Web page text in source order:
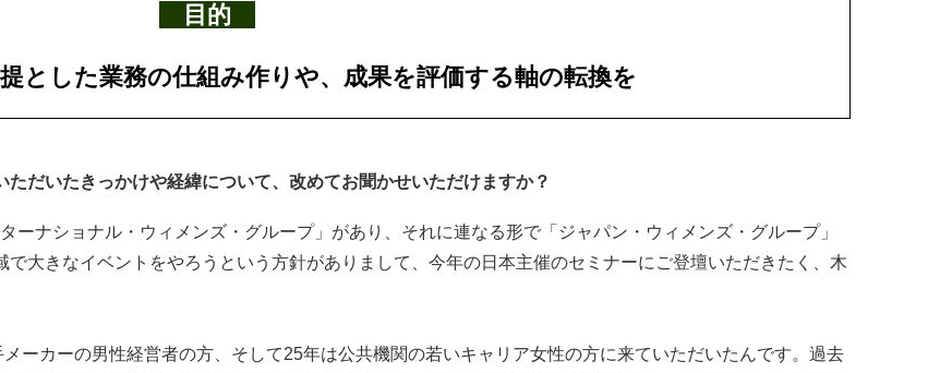
目的
とした業務の仕組み作りや、成果を評価する軸の転換を
だいたきっかけや経緯について、改めてお聞かせいただけますか？
ーナショナル・ウィメンズ・グループ」があり、それに連なる形で「ジャパン・ウィメンズ・グループ」
大きなイベントをやろうという方針がありまして、今年の日本主催のセミナーにご登壇いただきたく、木
ーカーの男性経営者の方、そして25年は公共機関の若いキャリア女性の方に来ていただいたんです。過去